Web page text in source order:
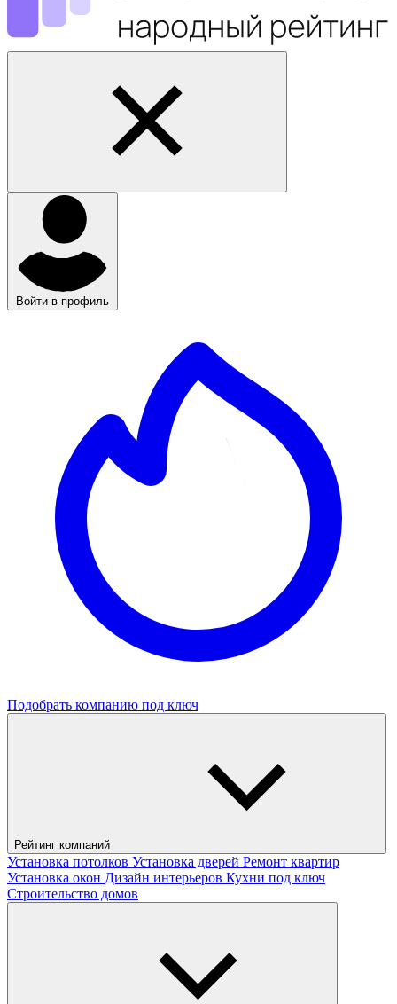
Войти в профиль
Подобрать компанию под ключ
Рейтинг компаний
Установка потолков Установка дверей Ремонт квартир
Установка окон Дизайн интерьеров Кухни под ключ
Строительство домов